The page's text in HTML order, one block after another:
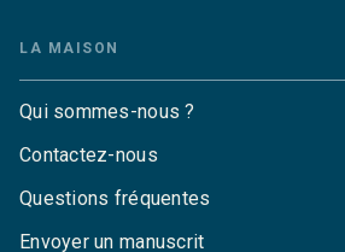
LA MAISON
Qui sommes-nous ?
Contactez-nous
Questions fréquentes
Envoyer un manuscrit